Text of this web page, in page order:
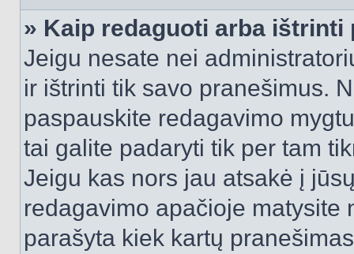
» Kaip redaguoti arba ištrinti
Jeigu nesate nei
ir ištrinti tik savo pranešimus.
paspauskite redagavimo
tai galite padaryti tik per tam
Jeigu kas nors jau atsakė į
redagavimo apačioje matysite
parašyta kiek kartų